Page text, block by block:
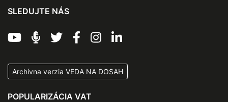
SLEDUJTE NÁS
Archívna verzia VEDA NA DOSAH
POPULARIZÁCIA VAT